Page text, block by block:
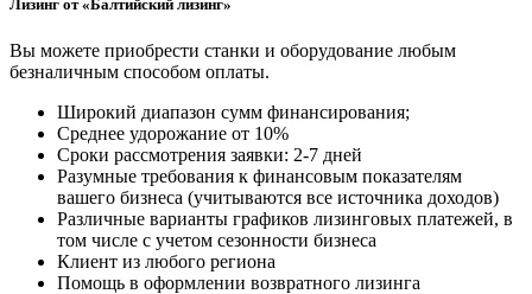
Лизинг от «Балтийский лизинг»
Вы можете приобрести станки и оборудование любым
безналичным способом оплаты.
Широкий диапазон сумм финансирования;
Среднее удорожание от 10%
Сроки рассмотрения заявки: 2-7 дней
Разумные требования к финансовым показателям
вашего бизнеса (учитываются все источника доходов)
Различные варианты графиков лизинговых платежей, в
том числе с учетом сезонности бизнеса
Клиент из любого региона
Помощь в оформлении возвратного лизинга